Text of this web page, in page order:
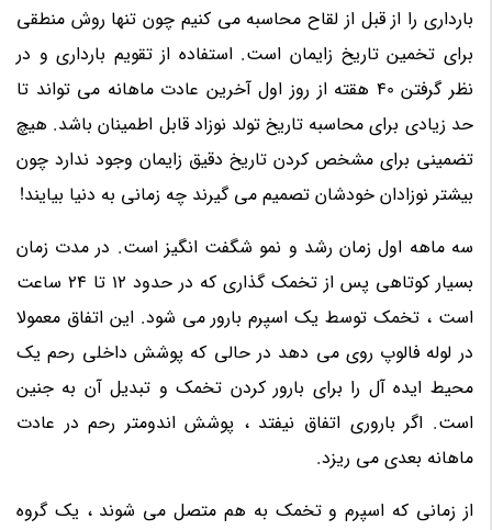
بارداری را از قبل از لقاح محاسبه می کنیم چون تنها روش منطقی
برای تخمین تاریخ زایمان است. استفاده از تقویم بارداری و در
نظر گرفتن 40 هقته از روز اول آخرین عادت ماهانه می تواند تا
حد زیادی برای محاسبه تاریخ تولد نوزاد قابل اطمینان باشد. هیچ
تضمینی برای مشخص کردن تاریخ دقیق زایمان وجود ندارد چون
بیشتر نوزادان خودشان تصمیم می گیرند چه زمانی به دنیا بیایند!
سه ماهه اول زمان رشد و نمو شگفت انگیز است. در مدت زمان
بسیار کوتاهی پس از تخمک گذاری که در حدود 12 تا 24 ساعت
است ، تخمک توسط یک اسپرم بارور می شود. این اتفاق معمولا
در لوله فالوپ روی می دهد در حالی که پوشش داخلی رحم یک
محیط ایده آل را برای بارور کردن تخمک و تبدیل آن به جنین
است. اگر باروری اتفاق نیفتد ، پوشش اندومتر رحم در عادت
ماهانه بعدی می ریزد.
از زمانی که اسپرم و تخمک به هم متصل می شوند ، یک گروه